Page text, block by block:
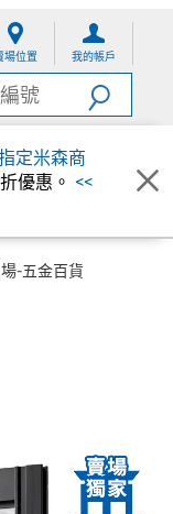
場位置 我的帳戶
定米森商
優惠。 <<
-五金百貨